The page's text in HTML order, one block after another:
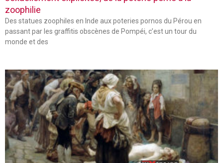
zoophilie
Des statues zoophiles en Inde aux poteries pornos du Pérou en
passant par les graffitis obscènes de Pompéi, c’est un tour du
monde et des